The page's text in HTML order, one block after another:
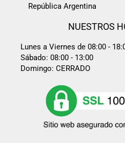
República Argentina
NUESTROS
Lunes a Viernes de 08:00 -
Sábado: 08:00 - 13:00
Domingo: CERRADO